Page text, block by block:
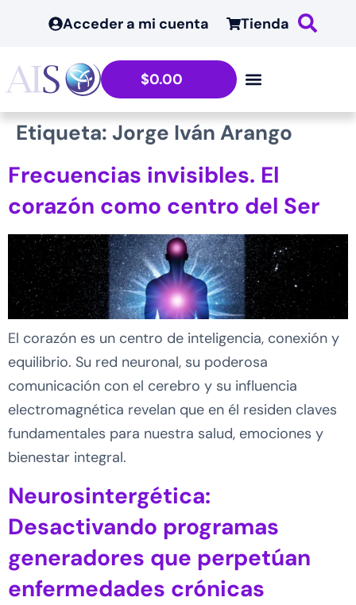
contenido
Acceder a mi cuenta Tienda
$0.00
Etiqueta: Jorge Iván Arango
Frecuencias invisibles. El
corazón como centro del Ser
El corazón es un centro de inteligencia, conexión y
equilibrio. Su red neuronal, su poderosa
comunicación con el cerebro y su influencia
electromagnética revelan que en él residen claves
fundamentales para nuestra salud, emociones y
bienestar integral.
Neurosintergética:
Desactivando programas
generadores que perpetúan
enfermedades crónicas